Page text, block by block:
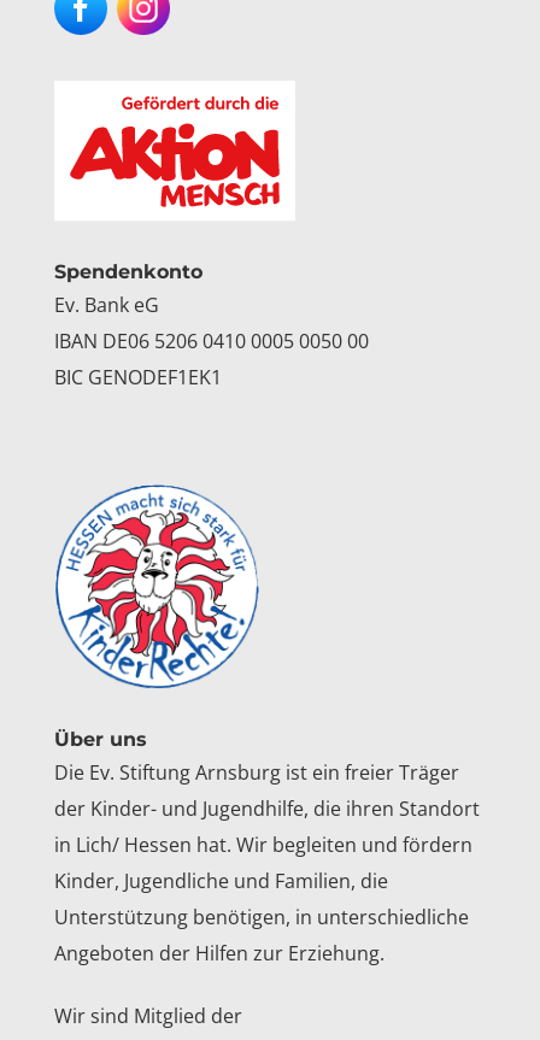
Spendenkonto
Ev. Bank eG
IBAN DE06 5206 0410 0005 0050 00
BIC GENODEF1EK1
Über uns
Die Ev. Stiftung Arnsburg ist ein freier Träger
der Kinder- und Jugendhilfe, die ihren Standort
in Lich/ Hessen hat. Wir begleiten und fördern
Kinder, Jugendliche und Familien, die
Unterstützung benötigen, in unterschiedliche
Angeboten der Hilfen zur Erziehung.
Wir sind Mitglied der